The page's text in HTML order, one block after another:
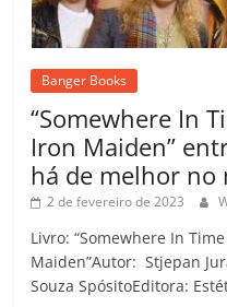
Banger Books
“Somewhere In
Iron Maiden”
há de melhor no
2 de fevereiro de 2023
Livro: “Somewhere In
Maiden”Autor: Stjepan
Souza SpósitoEditora: